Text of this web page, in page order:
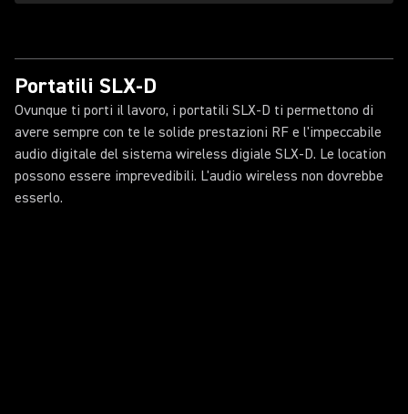
Portatili SLX-D
Ovunque ti porti il lavoro, i portatili SLX-D ti permettono di
avere sempre con te le solide prestazioni RF e l'impeccabile
audio digitale del sistema wireless digiale SLX-D. Le location
possono essere imprevedibili. L'audio wireless non dovrebbe
esserlo.